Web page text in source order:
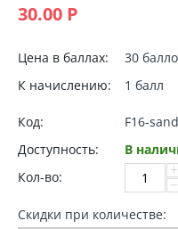
30.00 Р
Цена в баллах:
30
К начислению:
1 балл
Код:
F16-sand
Доступность:
В
Кол-во:
+
−
Скидки при количестве: